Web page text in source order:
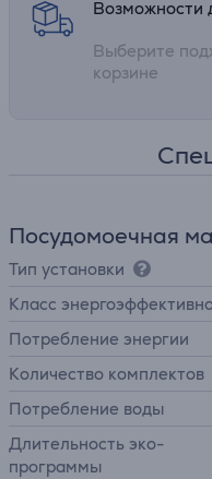
Возможности
Выберите
корзине
Посудомоечная
Тип установки
Класс
Потребление энергии
Количество комплектов
Потребление воды
Длительность эко-
программы